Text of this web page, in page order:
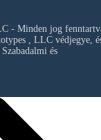
- Minden jog
, LLCvédjegye,
és